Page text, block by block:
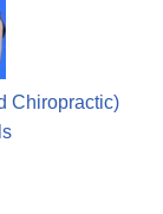
Chiropractic)